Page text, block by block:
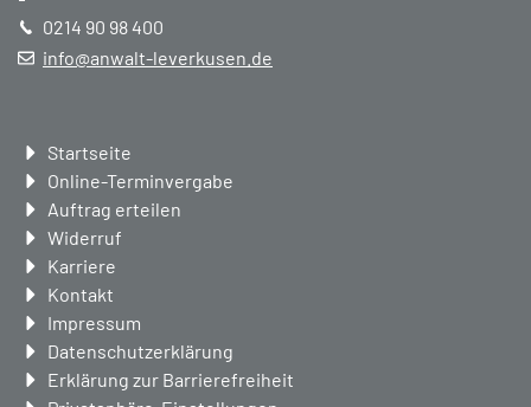
0214 90 98 400
info@anwalt-leverkusen.de
Navigation
überspringen
Startseite
Online-Terminvergabe
Auftrag erteilen
Widerruf
Karriere
Kontakt
Impressum
Datenschutzerklärung
Erklärung zur Barrierefreiheit